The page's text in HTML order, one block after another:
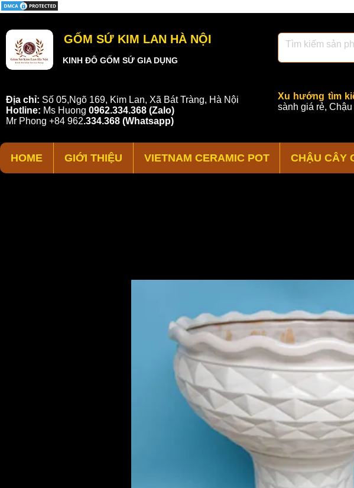
Xu hướng tìm
sành giá rẻ, Chậu
Địa chỉ: Số 05,Ngõ 169, Kim Lan, Xã Bát Tràng, Hà Nội
Hotline: Ms Huong 0962.334.368 (Zalo)
Mr Phong +84 962.334.368 (Whatsapp)
KINH ĐÔ GỐM SỨ GIA DỤNG
GỐM SỨ KIM LAN HÀ NỘI
HOME GIỚI THIỆU VIETNAM CERAMIC POT CHẬU CÂY